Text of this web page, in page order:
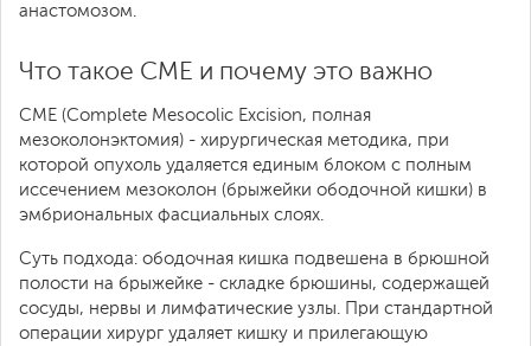
анастомозом.
Что такое CME и почему это важно
CME (Complete Mesocolic Excision, полная
мезоколонэктомия) - хирургическая методика, при
которой опухоль удаляется единым блоком с полным
иссечением мезоколон (брыжейки ободочной кишки) в
эмбриональных фасциальных слоях.
Суть подхода: ободочная кишка подвешена в брюшной
полости на брыжейке - складке брюшины, содержащей
сосуды, нервы и лимфатические узлы. При стандартной
операции хирург удаляет кишку и прилегающую